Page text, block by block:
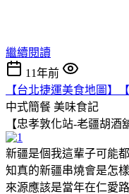
繼續閱讀
11年前
【台北捷運美食地圖】
中式簡餐 美味食記
【忠孝敦化站-老疆
新疆是個我這輩子可能
知真的新疆串燒會是怎
來源應該是當年在仁愛